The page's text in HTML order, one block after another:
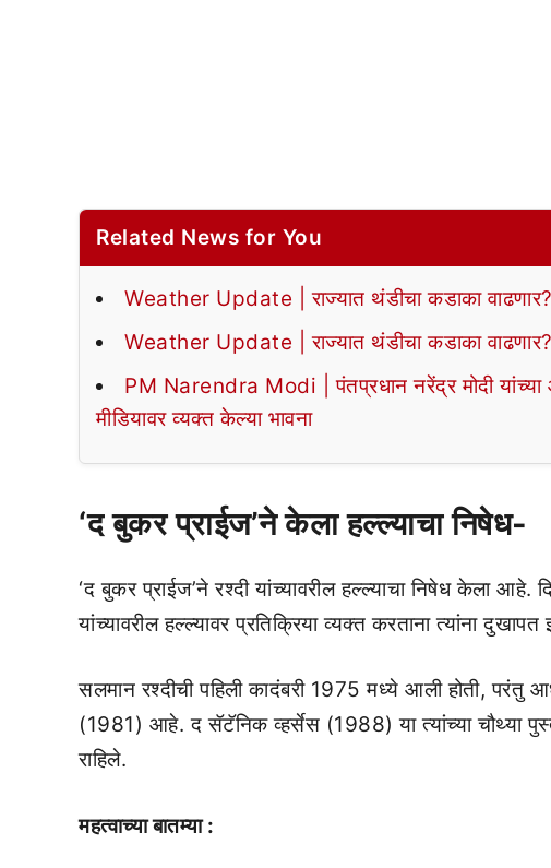
Related News for You
Weather Update | राज्यात थंडीचा कडाका
Weather Update | राज्यात थंडीचा कडाका
PM Narendra Modi | पंतप्रधान नरेंद्र मोदी यांच्या
मीडियावर व्यक्त केल्या भावना
‘द बुकर प्राईज’ने केला हल्ल्याचा निषेध-
‘द बुकर प्राईज’ने रश्दी यांच्यावरील हल्ल्याचा निषेध केला आहे.
यांच्यावरील हल्ल्यावर प्रतिक्रिया व्यक्त करताना त्यांना
सलमान रश्दीची पहिली कादंबरी 1975 मध्ये आली होती, परंतु
(1981) आहे. द सॅटॅनिक व्हर्सेस (1988) या त्यांच्या चौथ्या
राहिले.
महत्वाच्या बातम्या :